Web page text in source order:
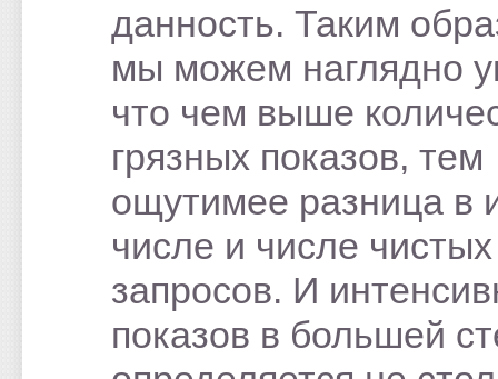
данность. Таким
мы можем наглядно
что чем выше
грязных показов, тем
ощутимее разница в
числе и числе чистых
запросов. И
показов в большей